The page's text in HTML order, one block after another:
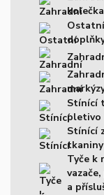
kolečka
Stínící
pletivo
Stínící
Tyče k
a